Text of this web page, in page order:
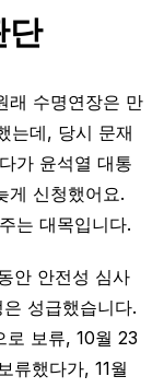
단
래 수명연장은 만
는데, 당시 문재
가 윤석열 대통
게 신청했어요.
는 대목입니다.
안 안전성 심사
성급했습니다.
로 보류, 10월 23
류했다가, 11월